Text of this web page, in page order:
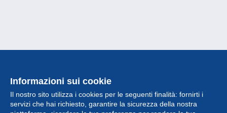
Informazioni sui cookie
Il nostro sito utilizza i cookies per le seguenti finalità: fornirti i
servizi che hai richiesto, garantire la sicurezza della nostra